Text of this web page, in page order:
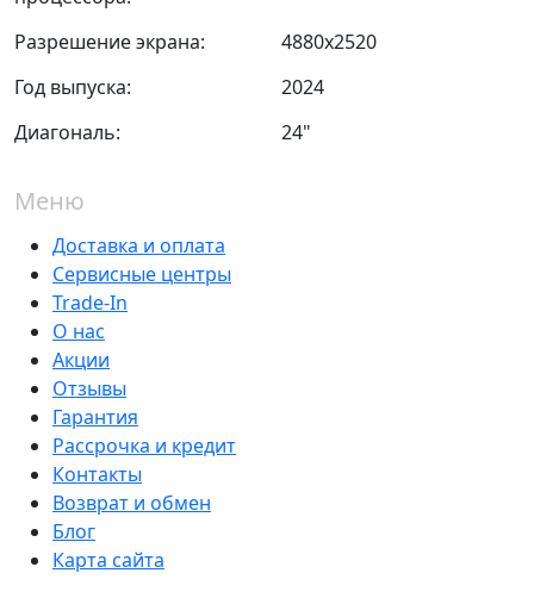
Разрешение экрана:
4880x2520
Год выпуска:
2024
Диагональ:
24"
Меню
Доставка и оплата
Сервисные центры
Trade-In
О нас
Акции
Отзывы
Гарантия
Рассрочка и кредит
Контакты
Возврат и обмен
Блог
Карта сайта